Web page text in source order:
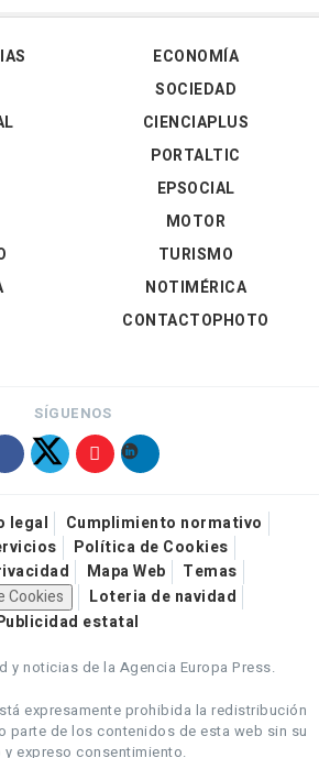
ECONOMÍA
SOCIEDAD
CIENCIAPLUS
PORTALTIC
EPSOCIAL
MOTOR
TURISMO
NOTIMÉRICA
CONTACTOPHOTO
SÍGUENOS
legal
Cumplimiento normativo
Política de Cookies
Mapa Web
Temas
Cookies
Loteria de navidad
estatal
y noticias de la Agencia Europa Press.
expresamente prohibida la redistribución
parte de los contenidos de esta web sin su
y expreso consentimiento.